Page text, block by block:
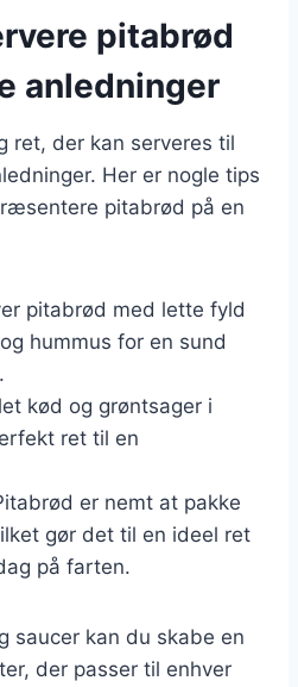
pitabrød
anledninger
ret, der kan serveres til
Her er nogle tips
pitabrød på en
pitabrød med lette fyld
hummus for en sund
kød og grøntsager i
ret til en
er nemt at pakke
gør det til en ideel ret
på farten.
saucer kan du skabe en
der passer til enhver